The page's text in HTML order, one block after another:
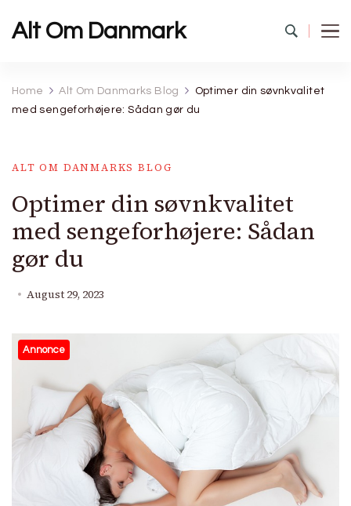
Alt Om Danmark
Home Alt Om Danmarks Blog
Optimer din søvnkvalitet
med sengeforhøjere: Sådan gør du
ALT OM DANMARKS BLOG
Optimer din søvnkvalitet
med sengeforhøjere: Sådan
gør du
August 29, 2023
Annonce